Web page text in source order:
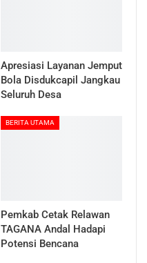
Apresiasi Layanan Jemput
Bola Disdukcapil Jangkau
Seluruh Desa
BERITA UTAMA
Pemkab Cetak Relawan
TAGANA Andal Hadapi
Potensi Bencana